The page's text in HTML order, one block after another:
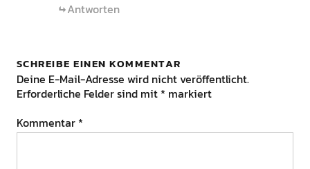
Antworten
SCHREIBE EINEN KOMMENTAR
Deine E-Mail-Adresse wird nicht veröffentlicht.
Erforderliche Felder sind mit * markiert
Kommentar *